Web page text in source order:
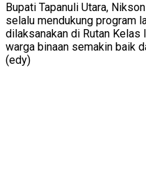
Bupati Tapanuli Utara,
selalu mendukung program
dilaksanakan di Rutan Kelas
warga binaan semakin baik
(edy)